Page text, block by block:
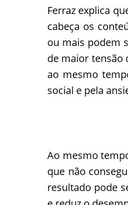
Ferraz explica
cabeça os
ou mais podem
de maior tensão
ao mesmo
social e pela
Ao mesmo
que não
resultado pode